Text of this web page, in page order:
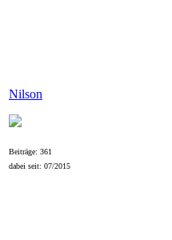
Nilson
Beiträge: 361
dabei seit: 07/2015